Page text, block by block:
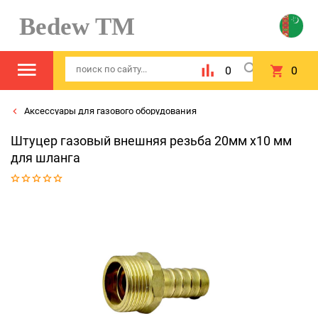
Bedew TM
0 0
Аксессуары для газового оборудования
Штуцер газовый внешняя резьба 20мм х10 мм
для шланга